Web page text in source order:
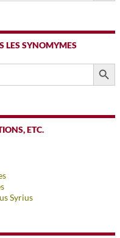
LES SYNOMYMES
SEARCH BUTTON
ETC.
Syrius